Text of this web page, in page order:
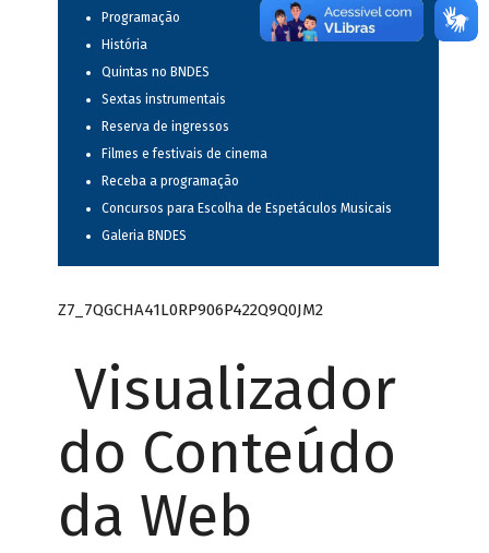
Programação
História
Quintas no BNDES
Sextas instrumentais
Reserva de ingressos
Filmes e festivais de cinema
Receba a programação
Concursos para Escolha de Espetáculos Musicais
Galeria BNDES
Z7_7QGCHA41L0RP906P422Q9Q0JM2
Visualizador
do Conteúdo
da Web